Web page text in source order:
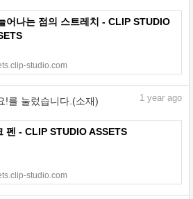
어나는 점의 스트레치 - CLIP STUDIO
studio.com
!를 눌렀습니다.(소재) 1 year ago
펜 - CLIP STUDIO ASSETS
studio.com